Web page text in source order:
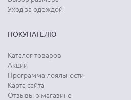
Уход за одеждой
ПОКУПАТЕЛЮ
Каталог товаров
Акции
Программа лояльности
Карта сайта
Отзывы о магазине